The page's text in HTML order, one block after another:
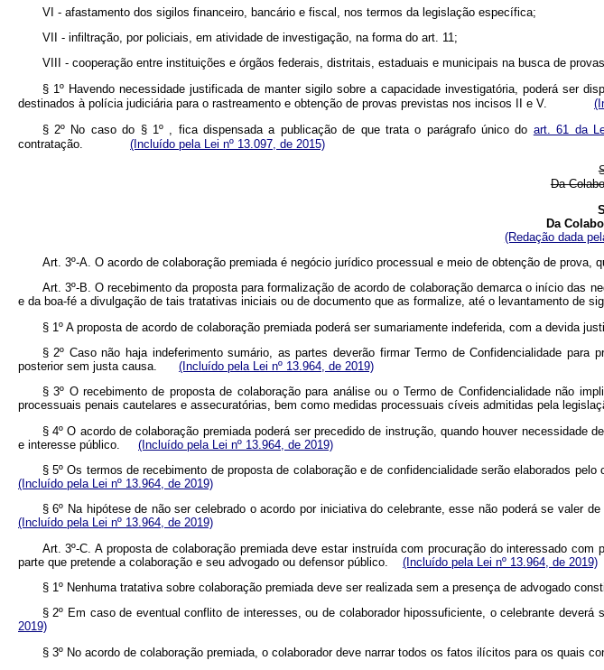
VI - afastamento dos sigilos financeiro, bancário e fiscal, nos termos da legislação específica;
VII - infiltração, por policiais, em atividade de investigação, na forma do art. 11;
VIII - cooperação entre instituições e órgãos federais, distritais, estaduais e municipais na busca de
§ 1º Havendo necessidade justificada de manter sigilo sobre a capacidade investigatória, poderá ser
destinados à polícia judiciária para o rastreamento e obtenção de provas previstas nos incisos II e V.
§ 2º No caso do § 1º , fica dispensada a publicação de que trata o parágrafo único do art. 61 da
contratação. (Incluído pela Lei nº 13.097, de 2015)
Da
Da
(Redação dada
Art. 3º-A. O acordo de colaboração premiada é negócio jurídico processual e meio de obtenção de
Art. 3º-B. O recebimento da proposta para formalização de acordo de colaboração demarca o início das
e da boa-fé a divulgação de tais tratativas iniciais ou de documento que as formalize, até o levantamento de
§ 1º A proposta de acordo de colaboração premiada poderá ser sumariamente indeferida, com a devida
§ 2º Caso não haja indeferimento sumário, as partes deverão firmar Termo de Confidencialidade
posterior sem justa causa. (Incluído pela Lei nº 13.964, de 2019)
§ 3º O recebimento de proposta de colaboração para análise ou o Termo de Confidencialidade não
processuais penais cautelares e assecuratórias, bem como medidas processuais cíveis admitidas pela
§ 4º O acordo de colaboração premiada poderá ser precedido de instrução, quando houver
e interesse público. (Incluído pela Lei nº 13.964, de 2019)
§ 5º Os termos de recebimento de proposta de colaboração e de confidencialidade serão elaborados
(Incluído pela Lei nº 13.964, de 2019)
§ 6º Na hipótese de não ser celebrado o acordo por iniciativa do celebrante, esse não poderá se valer
(Incluído pela Lei nº 13.964, de 2019)
Art. 3º-C. A proposta de colaboração premiada deve estar instruída com procuração do interessado
parte que pretende a colaboração e seu advogado ou defensor público. (Incluído pela Lei nº 13.964, de 2019)
§ 1º Nenhuma tratativa sobre colaboração premiada deve ser realizada sem a presença de advogado
§ 2º Em caso de eventual conflito de interesses, ou de colaborador hipossuficiente, o celebrante
2019)
§ 3º No acordo de colaboração premiada, o colaborador deve narrar todos os fatos ilícitos para os